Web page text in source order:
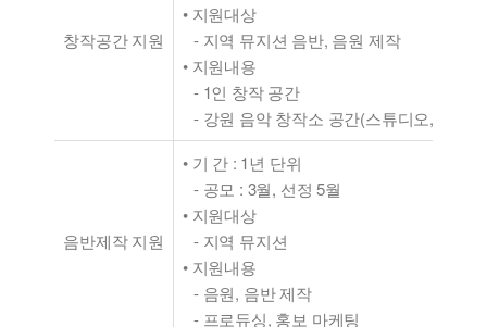
창작공간 지원
• 지원대상
- 지역 뮤지션 음반, 음원 제작
• 지원내용
- 1인 창작 공간
- 강원 음악 창작소 공간(스튜디오, 녹음
음반제작 지원
• 기 간 : 1년 단위
- 공모 : 3월, 선정 5월
• 지원대상
- 지역 뮤지션
• 지원내용
- 음원, 음반 제작
- 프로듀싱, 홍보 마케팅